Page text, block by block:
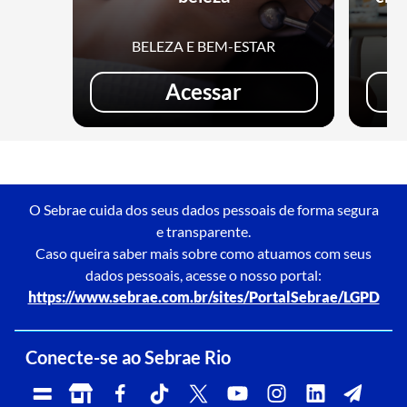
BELEZA E BEM-ESTAR
Acessar
O Sebrae cuida dos seus dados pessoais de forma segura
e transparente.
Caso queira saber mais sobre como atuamos com seus
dados pessoais, acesse o nosso portal:
https://www.sebrae.com.br/sites/PortalSebrae/LGPD
Conecte-se ao Sebrae Rio